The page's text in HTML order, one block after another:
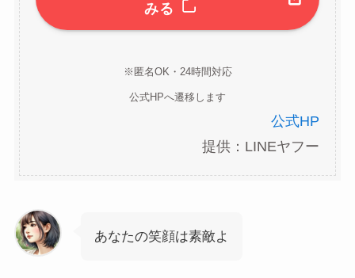
みる
※匿名OK・24時間対応
公式HPへ遷移します
公式HP
提供：LINEヤフー
あなたの笑顔は素敵よ